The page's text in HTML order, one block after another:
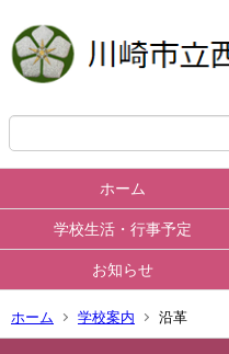
ホーム
学校生活・行事予定
お知らせ
ホーム 学校案内 沿革